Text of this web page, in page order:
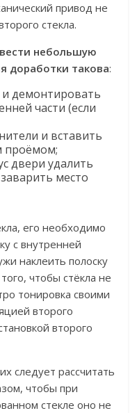
привод не
стекла.
небольшую
доработки такова:
демонтировать
части (если
и вставить
проёмом;
двери удалить
место
его необходимо
с внутренней
наклеить полоску
чтобы стёкла не
тонировка своими
второго
второго
следует рассчитать
чтобы при
стекле оно не